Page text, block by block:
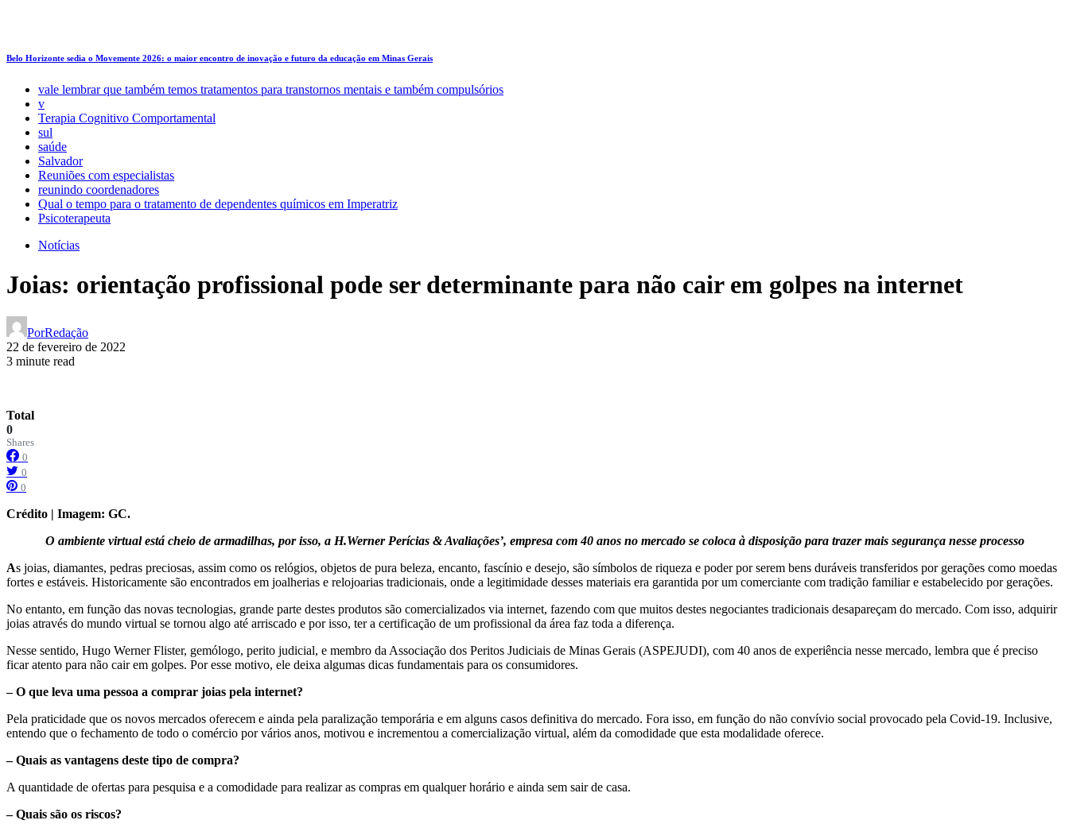
Belo Horizonte sedia o Movemente 2026: o maior encontro de inovação e futuro da educação em Minas Gerais
vale lembrar que também temos tratamentos para transtornos mentais e também compulsórios
v
Terapia Cognitivo Comportamental
sul
saúde
Salvador
Reuniões com especialistas
reunindo coordenadores
Qual o tempo para o tratamento de dependentes químicos em Imperatriz
Psicoterapeuta
Notícias
Joias: orientação profissional pode ser determinante para não cair em golpes na internet
PorRedação
22 de fevereiro de 2022
3 minute read
Total
0
Shares
0
0
0
Crédito | Imagem: GC.
O ambiente virtual está cheio de armadilhas, por isso, a H.Werner Perícias & Avaliações’, empresa com 40 anos no mercado se coloca à disposição para trazer mais segurança nesse processo
As joias, diamantes, pedras preciosas, assim como os relógios, objetos de pura beleza, encanto, fascínio e desejo, são símbolos de riqueza e poder por serem bens duráveis transferidos por gerações como moedas
fortes e estáveis. Historicamente são encontrados em joalherias e relojoarias tradicionais, onde a legitimidade desses materiais era garantida por um comerciante com tradição familiar e estabelecido por gerações.
No entanto, em função das novas tecnologias, grande parte destes produtos são comercializados via internet, fazendo com que muitos destes negociantes tradicionais desapareçam do mercado. Com isso, adquirir
joias através do mundo virtual se tornou algo até arriscado e por isso, ter a certificação de um profissional da área faz toda a diferença.
Nesse sentido, Hugo Werner Flister, gemólogo, perito judicial, e membro da Associação dos Peritos Judiciais de Minas Gerais (ASPEJUDI), com 40 anos de experiência nesse mercado, lembra que é preciso
ficar atento para não cair em golpes. Por esse motivo, ele deixa algumas dicas fundamentais para os consumidores.
– O que leva uma pessoa a comprar joias pela internet?
Pela praticidade que os novos mercados oferecem e ainda pela paralização temporária e em alguns casos definitiva do mercado. Fora isso, em função do não convívio social provocado pela Covid-19. Inclusive,
entendo que o fechamento de todo o comércio por vários anos, motivou e incrementou a comercialização virtual, além da comodidade que esta modalidade oferece.
– Quais as vantagens deste tipo de compra?
A quantidade de ofertas para pesquisa e a comodidade para realizar as compras em qualquer horário e ainda sem sair de casa.
– Quais são os riscos?